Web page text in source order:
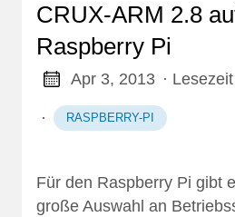
CRUX-ARM 2.8
Raspberry Pi
Apr 3, 2013 ·
· RASPBERRY-PI
Für den Raspberry Pi gibt
große Auswahl an